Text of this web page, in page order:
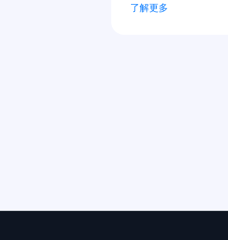
例赋能，让AI员工
了解更多